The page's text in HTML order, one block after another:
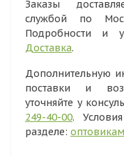
Заказы
службой по
Подробности и
Доставка.
Дополнительную
поставки и
уточняйте у
249-40-00.
разделе: оптовикам